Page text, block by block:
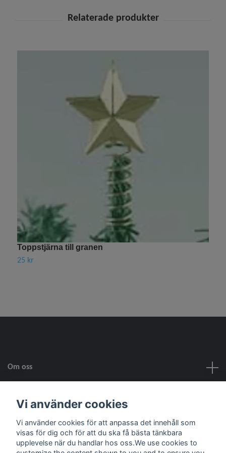
Toppstjärna till granen
25 kr
Om oss
Fotmeny
Vi använder cookies
Vi använder cookies för att anpassa det innehåll som
visas för dig och för att du ska få bästa tänkbara
upplevelse när du handlar hos oss.We use cookies to